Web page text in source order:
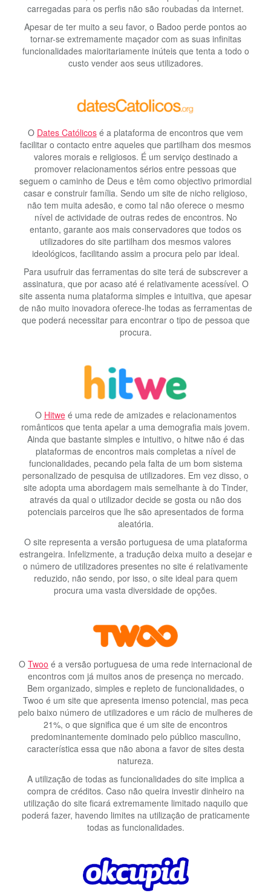
carregadas para os perfis não são roubadas da internet.
Apesar de ter muito a seu favor, o Badoo perde pontos ao
tornar-se extremamente maçador com as suas infinitas
funcionalidades maioritariamente inúteis que tenta a todo o
custo vender aos seus utilizadores.
O Dates Católicos é a plataforma de encontros que vem
facilitar o contacto entre aqueles que partilham dos mesmos
valores morais e religiosos. É um serviço destinado a
promover relacionamentos sérios entre pessoas que
seguem o caminho de Deus e têm como objectivo primordial
casar e construir família. Sendo um site de nicho religioso,
não tem muita adesão, e como tal não oferece o mesmo
nível de actividade de outras redes de encontros. No
entanto, garante aos mais conservadores que todos os
utilizadores do site partilham dos mesmos valores
ideológicos, facilitando assim a procura pelo par ideal.
Para usufruir das ferramentas do site terá de subscrever a
assinatura, que por acaso até é relativamente acessível. O
site assenta numa plataforma simples e intuitiva, que apesar
de não muito inovadora oferece-lhe todas as ferramentas de
que poderá necessitar para encontrar o tipo de pessoa que
procura.
O Hitweé uma rede de amizades e relacionamentos
românticos que tenta apelar a uma demografia mais jovem.
Ainda que bastante simples e intuitivo, o hitwe não é das
plataformas de encontros mais completas a nível de
funcionalidades, pecando pela falta de um bom sistema
personalizado de pesquisa de utilizadores. Em vez disso, o
site adopta uma abordagem mais semelhante à do Tinder,
através da qual o utilizador decide se gosta ou não dos
potenciais parceiros que lhe são apresentados de forma
aleatória.
O site representa a versão portuguesa de uma plataforma
estrangeira. Infelizmente, a tradução deixa muito a desejar e
o número de utilizadores presentes no site é relativamente
reduzido, não sendo, por isso, o site ideal para quem
procura uma vasta diversidade de opções.
O Twoo é a versão portuguesa de uma rede internacional de
encontros com já muitos anos de presença no mercado.
Bem organizado, simples e repleto de funcionalidades, o
Twoo é um site que apresenta imenso potencial, mas peca
pelo baixo número de utilizadores e um rácio de mulheres de
21%, o que significa que é um site de encontros
predominantemente dominado pelo público masculino,
característica essa que não abona a favor de sites desta
natureza.
A utilização de todas as funcionalidades do site implica a
compra de créditos. Caso não queira investir dinheiro na
utilização do site ficará extremamente limitado naquilo que
poderá fazer, havendo limites na utilização de praticamente
todas as funcionalidades.